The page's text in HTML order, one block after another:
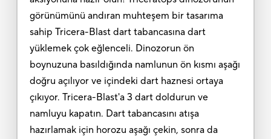
görünümünü andıran muhteşem bir tasarıma
sahip Tricera-Blast dart tabancasına dart
yüklemek çok eğlenceli. Dinozorun ön
boynuzuna basıldığında namlunun ön kısmı aşağı
doğru açılıyor ve içindeki dart haznesi ortaya
çıkıyor. Tricera-Blast'a 3 dart doldurun ve
namluyu kapatın. Dart tabancasını atışa
hazırlamak için horozu aşağı çekin, sonra da